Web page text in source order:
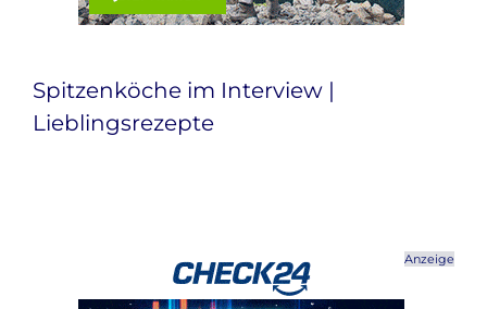
Spitzenköche im Interview |
Lieblingsrezepte
Anzeige